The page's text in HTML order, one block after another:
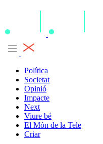
Política
Societat
Opinió
Impacte
Next
Viure bé
El Món de la Tele
Criar